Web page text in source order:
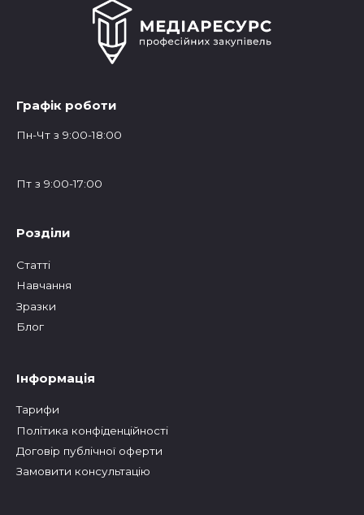
Графік роботи
Пн-Чт з 9:00-18:00
Пт з 9:00-17:00
Розділи
Статтi
Навчання
Зразки
Блог
Інформація
Тарифи
Політика конфіденційності
Договір публічної оферти
Замовити консультацію